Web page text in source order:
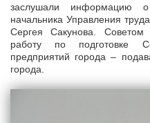
заслушали информацию
начальника Управления
Сергея Сакунова.
работу по подготовке
предприятий города –
города.